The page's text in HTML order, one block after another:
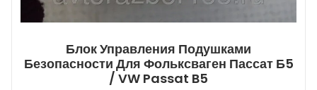
Блок Управления Подушками
Безопасности Для Фольксваген Пассат Б5
/ VW Passat B5